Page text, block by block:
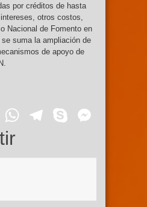
por créditos de hasta
otros costos,
Nacional de Fomento en
se suma la ampliación de
de apoyo de
EmailWhatsApp
Telegram
Skype